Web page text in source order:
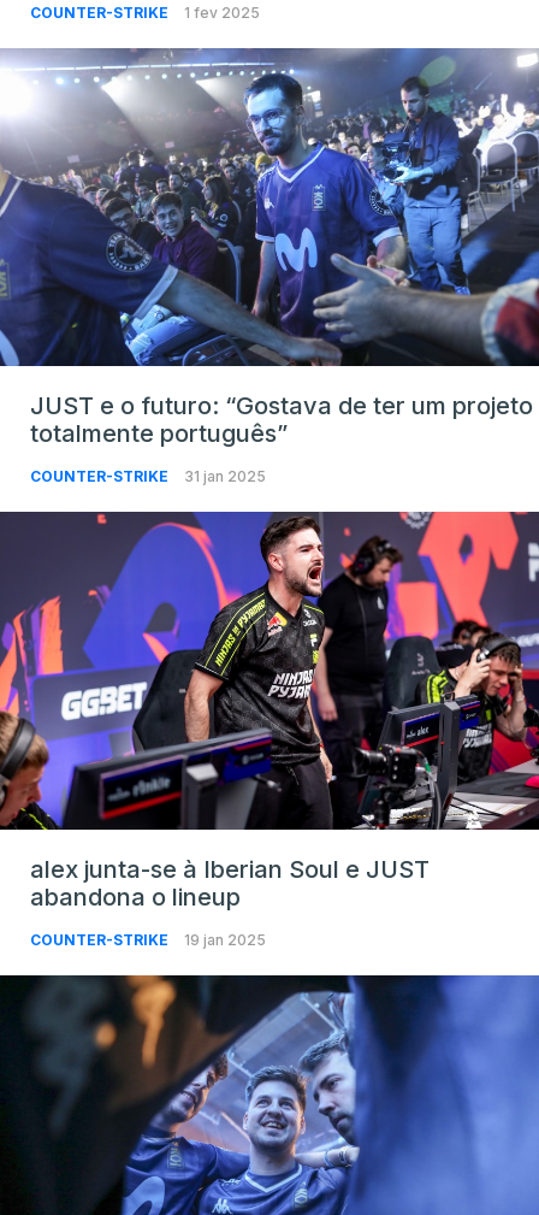
COUNTER-STRIKE 1 fev 2025
JUST e o futuro: “Gostava de ter um projeto
totalmente português”
COUNTER-STRIKE 31 jan 2025
alex junta-se à Iberian Soul e JUST
abandona o lineup
COUNTER-STRIKE 19 jan 2025